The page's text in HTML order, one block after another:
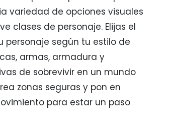
variedad de opciones visuales
clases de personaje. Elijas el
personaje según tu estilo de
armas, armadura y
de sobrevivir en un mundo
zonas seguras y pon en
para estar un paso